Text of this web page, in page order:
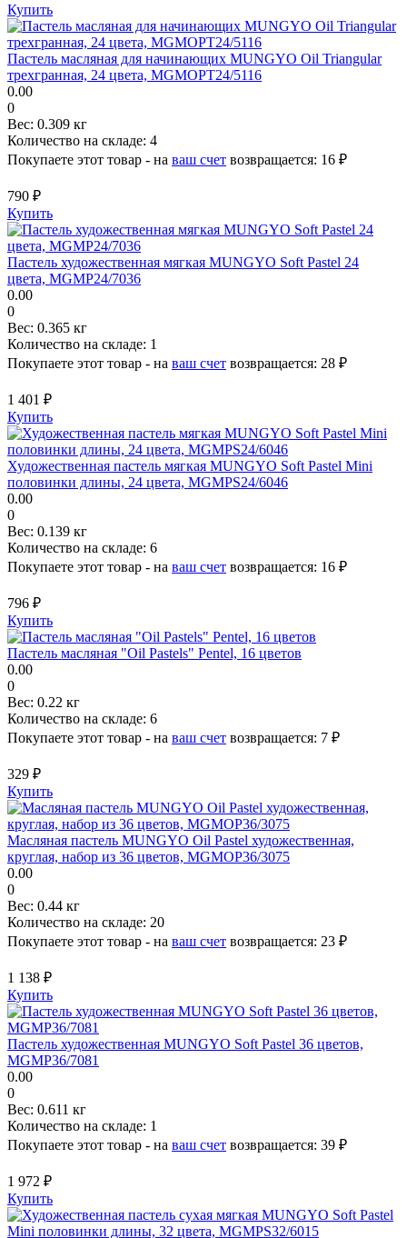
Купить
Пастель масляная для начинающих MUNGYO Oil Triangular
трехгранная, 24 цвета, MGMOPT24/5116
0.00
0
Вес: 0.309 кг
Количество на складе: 4
Покупаете этот товар - на ваш счет возвращается: 16 ₽
790 ₽
Купить
Пастель художественная мягкая MUNGYO Soft Pastel 24
цвета, MGMP24/7036
0.00
0
Вес: 0.365 кг
Количество на складе: 1
Покупаете этот товар - на ваш счет возвращается: 28 ₽
1 401 ₽
Купить
Художественная пастель мягкая MUNGYO Soft Pastel Mini
половинки длины, 24 цвета, MGMPS24/6046
0.00
0
Вес: 0.139 кг
Количество на складе: 6
Покупаете этот товар - на ваш счет возвращается: 16 ₽
796 ₽
Купить
Пастель масляная "Oil Pastels" Pentel, 16 цветов
0.00
0
Вес: 0.22 кг
Количество на складе: 6
Покупаете этот товар - на ваш счет возвращается: 7 ₽
329 ₽
Купить
Масляная пастель MUNGYO Oil Pastel художественная,
круглая, набор из 36 цветов, MGMOP36/3075
0.00
0
Вес: 0.44 кг
Количество на складе: 20
Покупаете этот товар - на ваш счет возвращается: 23 ₽
1 138 ₽
Купить
Пастель художественная MUNGYO Soft Pastel 36 цветов,
MGMP36/7081
0.00
0
Вес: 0.611 кг
Количество на складе: 1
Покупаете этот товар - на ваш счет возвращается: 39 ₽
1 972 ₽
Купить